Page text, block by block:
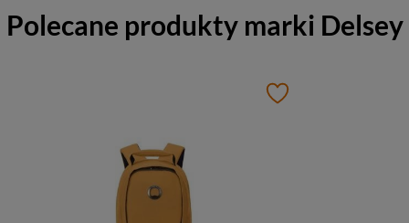
Polecane produkty marki Delsey